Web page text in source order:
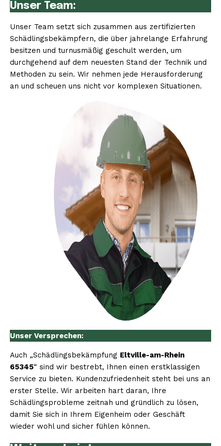
Unser Team:
Unser Team setzt sich zusammen aus zertifizierten
Schädlingsbekämpfern, die über jahrelange Erfahrung
besitzen und turnusmäßig geschult werden, um
durchgehend auf dem neuesten Stand der Technik und
Methoden zu sein. Wir nehmen jede Herausforderung
an und scheuen uns nicht vor komplexen Situationen.
Unser Versprechen:
Auch „Schädlingsbekämpfung Eltville-am-Rhein
65345“ sind wir bestrebt, Ihnen einen erstklassigen
Service zu bieten. Kundenzufriedenheit steht bei uns an
erster Stelle. Wir arbeiten hart daran, Ihre
Schädlingsprobleme zeitnah und gründlich zu lösen,
damit Sie sich in Ihrem Eigenheim oder Geschäft
wieder wohl und sicher fühlen können.